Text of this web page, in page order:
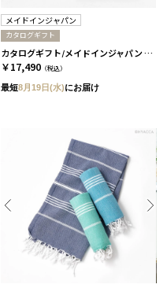
メイドインジャパン
カタログギフト
カタログギフト/メイドインジャパン 全5種 MJ19
￥17,490 （税込）
最短8月19日(水)にお届け